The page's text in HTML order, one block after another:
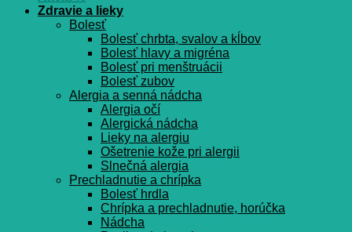
Zdravie a lieky
Bolesť
Bolesť chrbta, svalov a kĺbov
Bolesť hlavy a migréna
Bolesť pri menštruácii
Bolesť zubov
Alergia a senná nádcha
Alergia očí
Alergická nádcha
Lieky na alergiu
Ošetrenie kože pri alergii
Slnečná alergia
Prechladnutie a chrípka
Bolesť hrdla
Chrípka a prechladnutie, horúčka
Nádcha